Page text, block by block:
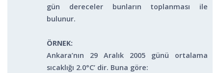
gün dereceler bunların toplanması ile
bulunur.
ÖRNEK:
Ankara’nın 29 Aralık 2005 günü ortalama
sıcaklığı 2.0°C’ dir. Buna göre: